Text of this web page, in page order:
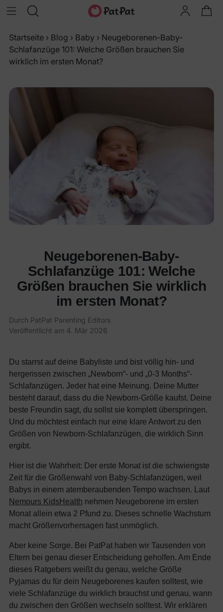
Startseite › Blog › Baby › Neugeborenen-Baby-
Schlafanzüge 101: Welche Größen brauchen Sie
wirklich im ersten Monat?
Neugeborenen-Baby-
Schlafanzüge 101: Welche
Größen brauchen Sie wirklich
im ersten Monat?
Durch PatPat Parenting Editors
Veröffentlicht am 4. Mär 2026
Du starrst auf deine Babyliste und bist völlig hin- und
hergerissen zwischen „Newborn“- und „0-3 Months“-
Schlafanzügen. Jeder hat eine Meinung. Deine Mutter
besteht darauf, dass du die Newborn-Größe kaufst. Deine
beste Freundin sagt, du sollst sie komplett überspringen.
Und du möchtest einfach nur eine klare Antwort zu den
Größen von Newborn-Schlafanzügen, die wirklich Sinn
ergibt.
Hier ist die Wahrheit: Der erste Monat ist die schwierigste
Zeit für die Größenwahl von Baby-Schlafanzügen, weil
Babys in einem atemberaubenden Tempo wachsen. Laut
Nemours KidsHealth nehmen Neugeborene im ersten
Monat allein etwa 2 Pfund zu. Dieses schnelle Wachstum
macht Größenvorhersagen fast unmöglich.
Aber keine Sorge. Bei PatPat haben wir Tausenden von
Eltern bei genau dieser Entscheidung geholfen. Am Ende
dieses Ratgebers weißt du genau, welche Größe
Pyjamas du für dein Neugeborenes kaufen solltest, wie
viele Schlafanzüge du wirklich brauchst und genau, wann
du zwischen den Größen wechseln solltest. Wir erklären